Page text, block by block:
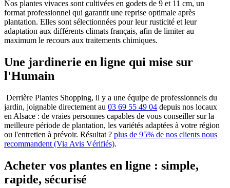
Nos plantes vivaces sont cultivées en godets de 9 et 11 cm, un
format professionnel qui garantit une reprise optimale après
plantation. Elles sont sélectionnées pour leur rusticité et leur
adaptation aux différents climats français, afin de limiter au
maximum le recours aux traitements chimiques.
Une jardinerie en ligne qui mise sur
l'Humain
Derrière Plantes Shopping, il y a une équipe de professionnels du
jardin, joignable directement au 03 69 55 49 04 depuis nos locaux
en Alsace : de vraies personnes capables de vous conseiller sur la
meilleure période de plantation, les variétés adaptées à votre région
ou l'entretien à prévoir. Résultat ? plus de 95% de nos clients nous
recommandent (Via Avis Vérifiés).
Acheter vos plantes en ligne : simple,
rapide, sécurisé